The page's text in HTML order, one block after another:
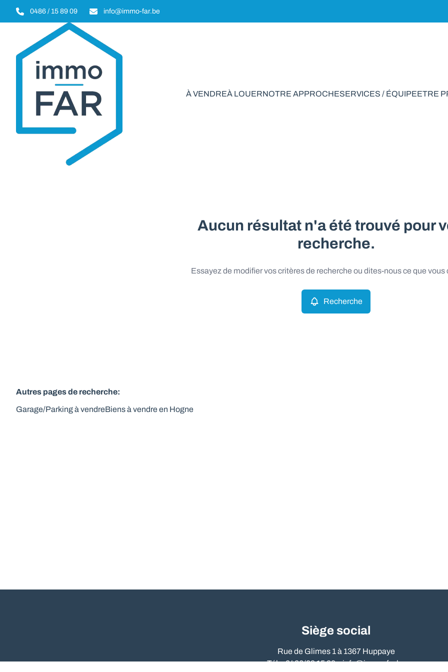
Aller au contenu principal
0486 / 15 89 09 info@immo-far.be
À VENDREÀ LOUERNOTRE APPROCHESERVICES / ÉQUIPEETRE
Aucun résultat n'a été trouvé pour
recherche.
Essayez de modifier vos critères de recherche ou dites-nous ce que vous
Recherche
Autres pages de recherche:
Garage/Parking à vendreBiens à vendre en Hogne
Siège social
Rue de Glimes 1 à 1367 Huppaye
Tél. : 0486/09 15 89 –info@immo-far.be